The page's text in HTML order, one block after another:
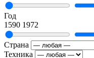
Год
1590 1972
Страна
Техника